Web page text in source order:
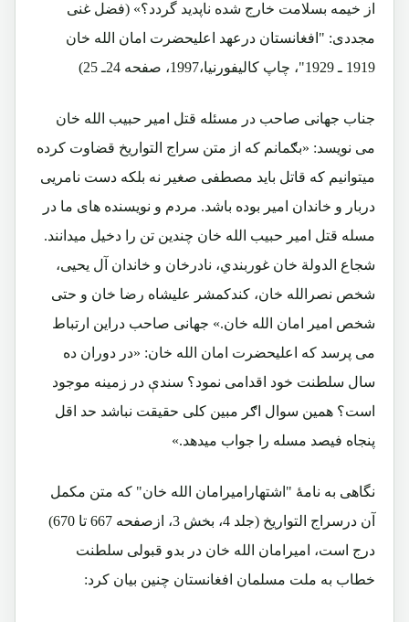
از خیمه بسلامت خارج شده ناپدید گردد؟» (فضل غنی
مجددی: "افغانستان درعهد اعلیحضرت امان الله خان
1919 ـ 1929"، چاپ کالیفورنیا،1997، صفحه 24ـ 25)
جناب جهانی صاحب در مسئله قتل امیر حبیب الله خان
می نویسد: «بګمانم که از متن سراج التواریخ قضاوت کرده
میتوانیم که قاتل باید مصطفی صغیر نه بلکه دست نامریی
دربار و خاندان امیر بوده باشد. مردم و نویسنده های ما در
مسله قتل امیر حبیب الله خان چندین تن را دخیل میدانند.
شجاع الدولة خان غوربندي، نادرخان و خاندان آل یحیی،
شخص نصرالله خان، کندکمشر علیشاه رضا خان و حتی
شخص امیر امان الله خان.» جهانی صاحب دراین ارتباط
می پرسد که اعلیحضرت امان الله خان: «در دوران ده
سال سلطنت خود اقدامی نمود؟ سندې در زمینه موجود
است؟ همین سوال اګر مبین کلی حقیقت نباشد حد اقل
پنجاه فیصد مسله را جواب میدهد.»
نگاهی به نامۀ "اشتهارامیرامان الله خان" که متن مکمل
آن درسراج التواریخ (جلد 4، بخش 3، ازصفحه 667 تا 670)
درج است، امیرامان الله خان در بدو قبولی سلطنت
خطاب به ملت مسلمان افغانستان چنین بیان کرد: